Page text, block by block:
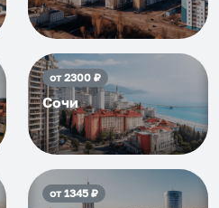
от2300₽
Сочи
от1345₽